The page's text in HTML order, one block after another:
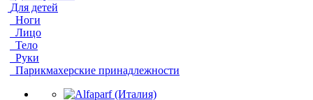
Для детей
Ноги
Лицо
Тело
Руки
Парикмахерские принадлежности